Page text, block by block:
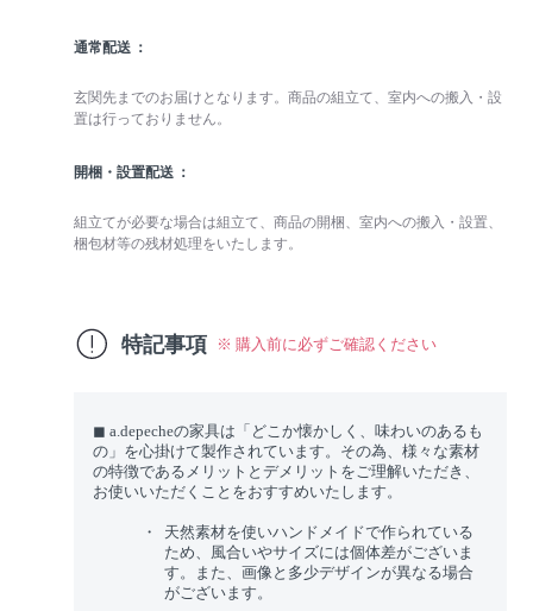
通常配送
玄関先までのお届けとなります。商品の組立て、室内への搬入・設
置は行っておりません。
開梱・設置配送
組立てが必要な場合は組立て、商品の開梱、室内への搬入・設置、
梱包材等の残材処理をいたします。
特記事項 ※ 購入前に必ずご確認ください
◼︎ a.depecheの家具は「どこか懐かしく、味わいのあるも
の」を心掛けて製作されています。その為、様々な素材
の特徴であるメリットとデメリットをご理解いただき、
お使いいただくことをおすすめいたします。
天然素材を使いハンドメイドで作られている
ため、風合いやサイズには個体差がございま
す。また、画像と多少デザインが異なる場合
がございます。